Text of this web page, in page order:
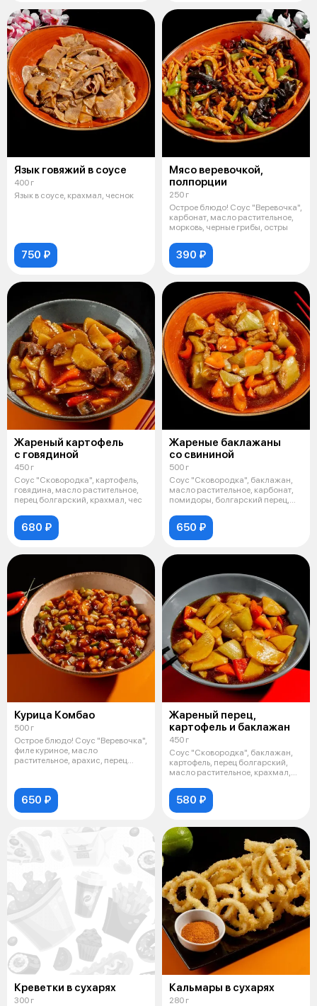
Язык говяжий в соусе
400 г
Язык в соусе, крахмал, чеснок
750 ₽
Мясо веревочкой,
полпорции
250 г
Острое блюдо! Соус "Веревочка",
карбонат, масло растительное,
морковь, черные грибы, остры
390 ₽
Жареный картофель
с говядиной
450 г
Соус "Сковородка", картофель,
говядина, масло растительное,
перец болгарский, крахмал, чес
680 ₽
Жареные баклажаны
со свининой
500 г
Соус "Сковородка", баклажан,
масло растительное, карбонат,
помидоры, болгарский перец,
650 ₽
Курица Комбао
500 г
Острое блюдо! Соус "Веревочка",
филе куриное, масло
растительное, арахис, перец
650 ₽
Жареный перец,
картофель и баклажан
450 г
Соус "Сковородка", баклажан,
картофель, перец болгарский,
масло растительное, крахмал,
580 ₽
Креветки в сухарях
300 г
Кальмары в сухарях
280 г